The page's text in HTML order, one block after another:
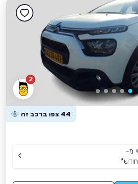
2
44 צפו ברכב זה
מ-
*